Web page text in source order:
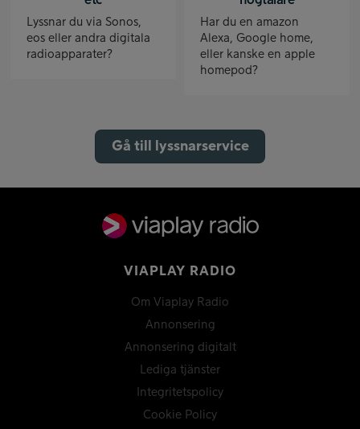
Lyssnar du via Sonos,
eos eller andra digitala
radioapparater?
Har du en amazon
Alexa, Google home,
eller kanske en apple
homepod?
Gå till lyssnarservice
VIAPLAY RADIO
Om Viaplay Radio
Annonsering
Annonsering digitalt
Lediga tjänster
Integritetspolicy
Cookie Policy